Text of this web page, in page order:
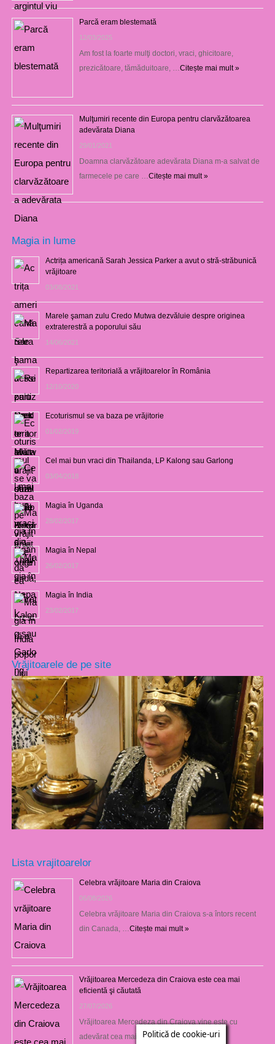
Parcă eram blestemată
12/03/2025
Am fost la foarte mulţi doctori, vraci, ghicitoare,
prezicătoare, tămăduitoare, … Citește mai mult »
Mulţumiri recente din Europa pentru clarvăzătoarea
adevărata Diana
29/01/2021
Doamna clarvăzătoare adevărata Diana m-a salvat de
farmecele pe care … Citește mai mult »
Magia in lume
Actrița americană Sarah Jessica Parker a avut o stră-străbunică
vrăjitoare
03/08/2021
Marele şaman zulu Credo Mutwa dezvăluie despre originea
extraterestră a poporului său
14/06/2021
Repartizarea teritorială a vrăjitoarelor în România
12/10/2020
Ecoturismul se va baza pe vrăjitorie
01/02/2019
Cel mai bun vraci din Thailanda, LP Kalong sau Garlong
03/04/2018
Magia în Uganda
28/02/2017
Magia în Nepal
26/02/2017
Magia în India
23/02/2017
Vrăjitoarele de pe site
Lista vrajitoarelor
Celebra vrăjitoare Maria din Craiova
06/08/2026
Celebra vrăjitoare Maria din Craiova s-a întors recent
din Canada, … Citește mai mult »
Vrăjitoarea Mercedeza din Craiova este cea mai
eficientă şi căutată
27/07/2026
Vrăjitoarea Mercedeza din Craiova vine este cu
adevărat cea mai …Citește mai mult »
Politică de cookie-uri